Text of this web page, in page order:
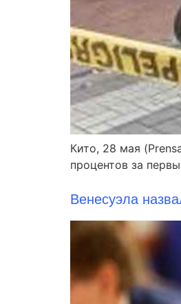
Кито, 28 мая
процентов за
Венесуэла